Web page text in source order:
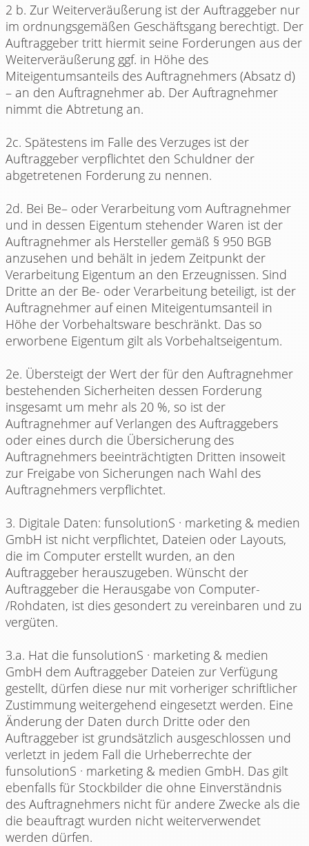
2 b. Zur Weiterveräußerung ist der Auftraggeber nur
im ordnungsgemäßen Geschäftsgang berechtigt. Der
Auftraggeber tritt hiermit seine Forderungen aus der
Weiterveräußerung ggf. in Höhe des
Miteigentumsanteils des Auftragnehmers (Absatz d)
– an den Auftragnehmer ab. Der Auftragnehmer
nimmt die Abtretung an.
2c. Spätestens im Falle des Verzuges ist der
Auftraggeber verpflichtet den Schuldner der
abgetretenen Forderung zu nennen.
2d. Bei Be– oder Verarbeitung vom Auftragnehmer
und in dessen Eigentum stehender Waren ist der
Auftragnehmer als Hersteller gemäß § 950 BGB
anzusehen und behält in jedem Zeitpunkt der
Verarbeitung Eigentum an den Erzeugnissen. Sind
Dritte an der Be- oder Verarbeitung beteiligt, ist der
Auftragnehmer auf einen Miteigentumsanteil in
Höhe der Vorbehaltsware beschränkt. Das so
erworbene Eigentum gilt als Vorbehaltseigentum.
2e. Übersteigt der Wert der für den Auftragnehmer
bestehenden Sicherheiten dessen Forderung
insgesamt um mehr als 20 %, so ist der
Auftragnehmer auf Verlangen des Auftraggebers
oder eines durch die Übersicherung des
Auftragnehmers beeinträchtigten Dritten insoweit
zur Freigabe von Sicherungen nach Wahl des
Auftragnehmers verpflichtet.
3. Digitale Daten: funsolutionS · marketing & medien
GmbH ist nicht verpflichtet, Dateien oder Layouts,
die im Computer erstellt wurden, an den
Auftraggeber herauszugeben. Wünscht der
Auftraggeber die Herausgabe von Computer-
/Rohdaten, ist dies gesondert zu vereinbaren und zu
vergüten.
3.a. Hat die funsolutionS · marketing & medien
GmbH dem Auftraggeber Dateien zur Verfügung
gestellt, dürfen diese nur mit vorheriger schriftlicher
Zustimmung weitergehend eingesetzt werden. Eine
Änderung der Daten durch Dritte oder den
Auftraggeber ist grundsätzlich ausgeschlossen und
verletzt in jedem Fall die Urheberrechte der
funsolutionS · marketing & medien GmbH. Das gilt
ebenfalls für Stockbilder die ohne Einverständnis
des Auftragnehmers nicht für andere Zwecke als die
die beauftragt wurden nicht weiterverwendet
werden dürfen.